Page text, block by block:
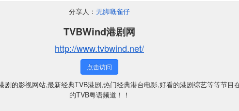
分享人： 无脚嘅雀仔
TVBWind港剧网
http://www.tvbwind.net/
点击访问
剧的影视网站,最新经典TVB港剧,热门经典港台电影,好看的港剧综艺等等节目
的TVB粤语频道！！